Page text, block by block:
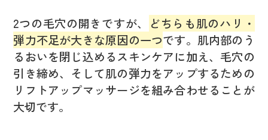
2つの毛穴の開きですが、
どちらも肌のハリ・
弾力不足が大きな原因の一つです。肌内部のう
るおいを閉じ込めるスキンケアに加え、毛穴の
引き締め、そして肌の弾力をアップするための
リフトアップマッサージを組み合わせることが
大切です。